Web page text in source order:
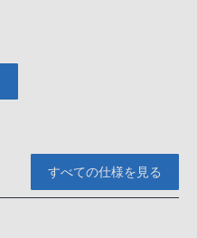
すべての仕様を見る